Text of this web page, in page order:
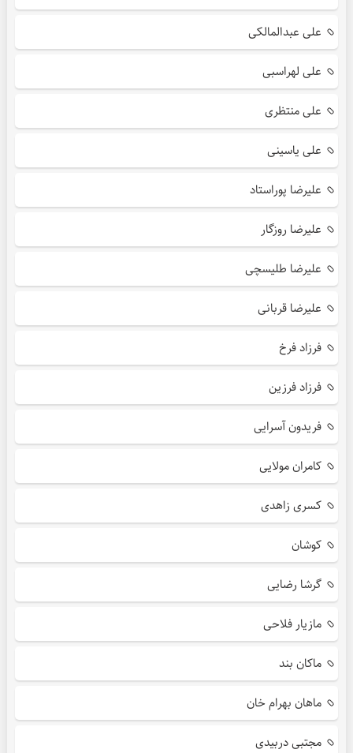
علی عبدالمالکی
علی لهراسبی
علی منتظری
علی یاسینی
علیرضا پوراستاد
علیرضا روزگار
علیرضا طلیسچی
علیرضا قربانی
فرزاد فرخ
فرزاد فرزین
فریدون آسرایی
کامران مولایی
کسری زاهدی
کوشان
گرشا رضایی
مازیار فلاحی
ماکان بند
ماهان بهرام خان
مجتبی دربیدی